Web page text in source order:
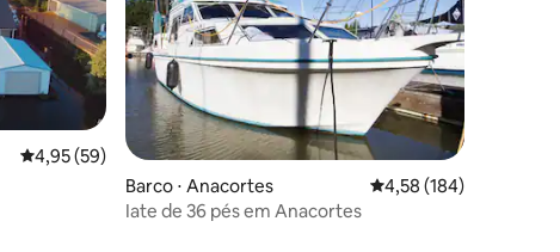
4,95 de uma avaliação média de 5, 59 avaliações
4,95 (59)
Barco ⋅ Anacortes 4,58 de uma avaliação
4,58 (184)
Iate de 36 pés em Anacortes